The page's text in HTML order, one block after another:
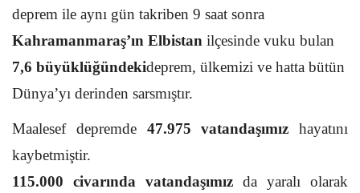
deprem ile aynı gün takriben 9 saat sonra
Kahramanmaraş’ın Elbistan ilçesinde vuku bulan
7,6 büyüklüğündekideprem, ülkemizi ve hatta bütün
Dünya’yı derinden sarsmıştır.
Maalesef depremde 47.975 vatandaşımız hayatını
kaybetmiştir.
115.000 civarında vatandaşımız da yaralı olarak